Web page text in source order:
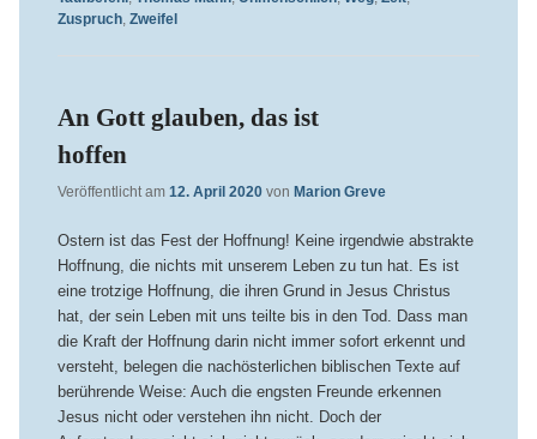
Zuspruch, Zweifel
An Gott glauben, das ist
hoffen
Veröffentlicht am 12. April 2020 von Marion Greve
Ostern ist das Fest der Hoffnung! Keine irgendwie abstrakte
Hoffnung, die nichts mit unserem Leben zu tun hat. Es ist
eine trotzige Hoffnung, die ihren Grund in Jesus Christus
hat, der sein Leben mit uns teilte bis in den Tod. Dass man
die Kraft der Hoffnung darin nicht immer sofort erkennt und
versteht, belegen die nachösterlichen biblischen Texte auf
berührende Weise: Auch die engsten Freunde erkennen
Jesus nicht oder verstehen ihn nicht. Doch der